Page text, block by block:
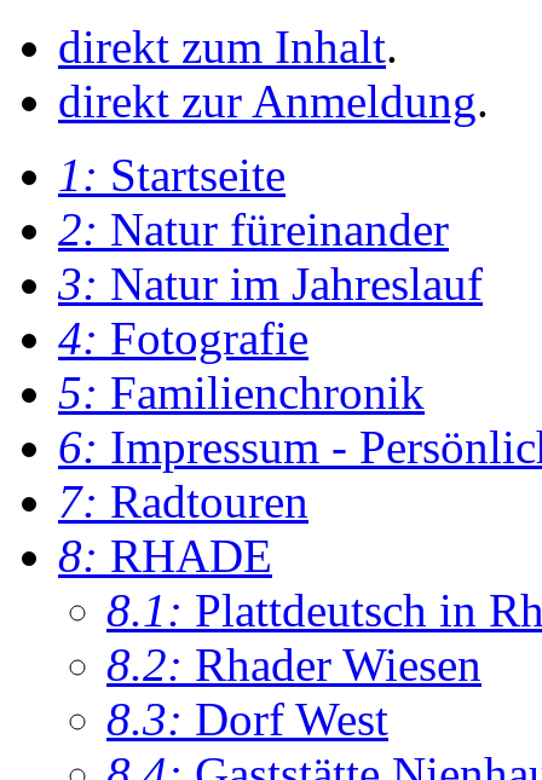
direkt zum Inhalt.
direkt zur Anmeldung.
1: Startseite
2: Natur füreinander
3: Natur im Jahreslauf
4: Fotografie
5: Familienchronik
6: Impressum -
7: Radtouren
8: RHADE
8.1: Plattdeutsch in
8.2: Rhader Wiesen
8.3: Dorf West